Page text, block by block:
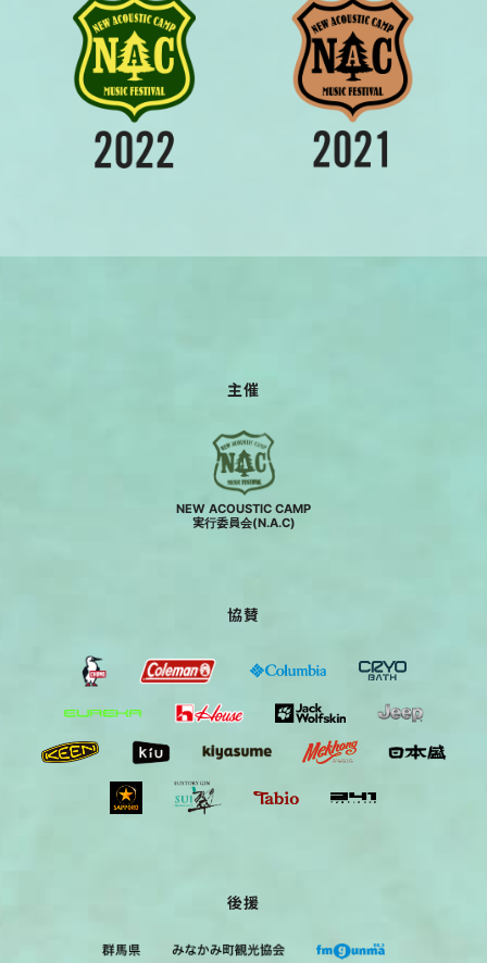
主催
NEW ACOUSTIC CAMP
実行委員会(N.A.C)
協賛
後援